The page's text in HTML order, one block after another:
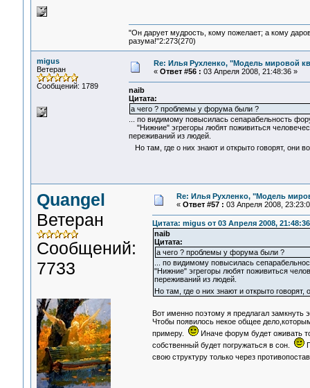
"Он дарует мудрость, кому пожелает; а кому
разума!"2:273(270)
migus
Ветеран
Сообщений: 1789
Re: Илья Рухленко, "Модель мировой
« Ответ #56 : 03 Апреля 2008, 21:48:36 »
naib
Цитата:
а чего ? проблемы у форума были ?
... по видимому повысилась сепарабельность
"Нижние" эгрегоры любят поживиться
переживаний из людей.
Но там, где о них знают и открыто говорят, они
Quangel
Ветеран
Сообщений:
7733
Re: Илья Рухленко, "Модель
« Ответ #57 : 03 Апреля 2008,
Цитата: migus от 03 Апреля 2008, 21:48:36
naib
Цитата:
а чего ? проблемы у форума были ?
... по видимому повысилась
"Нижние" эгрегоры любят поживиться
переживаний из людей.
Но там, где о них знают и открыто
Вот именно поэтому я предлагал замкнуть
Чтобы появилось некое общее
примеру.
Иначе форум будет оживать
собственный будет погружаться в сон.
свою структуру только через